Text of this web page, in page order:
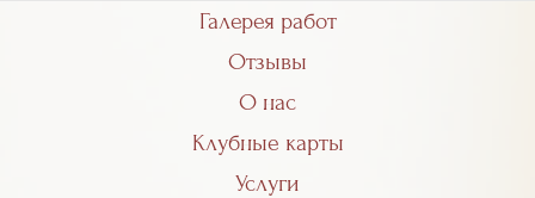
Галерея работ
Отзывы
О нас
Клубные карты
Услуги